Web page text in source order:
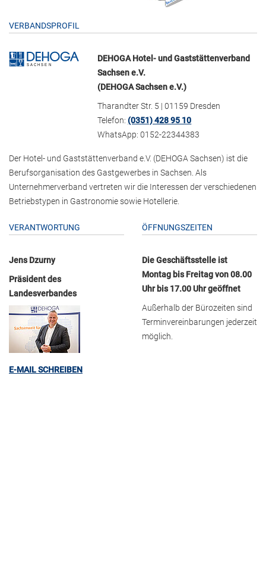
VERBANDSPROFIL
DEHOGA Hotel- und Gaststättenverband
Sachsen e.V.
(DEHOGA Sachsen e.V.)
Tharandter Str. 5 | 01159 Dresden
Telefon:(0351) 428 95 10
WhatsApp: 0152-22344383
Der Hotel- und Gaststättenverband e.V. (DEHOGA Sachsen) ist die
Berufsorganisation des Gastgewerbes in Sachsen. Als
Unternehmerverband vertreten wir die Interessen der verschiedenen
Betriebstypen in Gastronomie sowie Hotellerie.
VERANTWORTUNG
Jens Dzurny
Präsident des
Landesverbandes
E-MAIL SCHREIBEN
ÖFFNUNGSZEITEN
Die Geschäftsstelle ist
Montag bis Freitag von 08.00
Uhr bis 17.00 Uhr geöffnet
Außerhalb der Bürozeiten sind
Terminvereinbarungen jederzeit
möglich.